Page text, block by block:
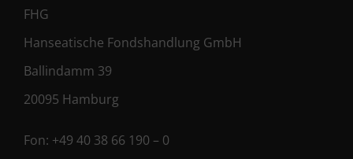
FHG
Hanseatische Fondshandlung GmbH
Ballindamm 39
20095 Hamburg
Fon: +49 40 38 66 190 – 0